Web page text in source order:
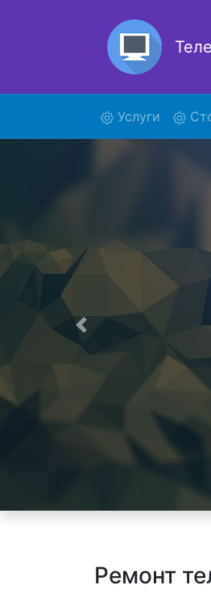
Услуги
Предыдущая
Ремонт